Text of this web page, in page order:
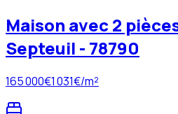
Maison avec 2
Septeuil - 78790
165 000€1 031€/m²